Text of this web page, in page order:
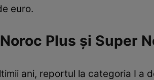
euro.
Plus și Super
ani, reportul la categoria I a